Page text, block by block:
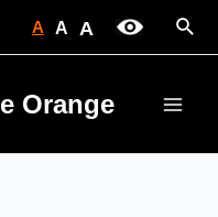
A A A
Orange